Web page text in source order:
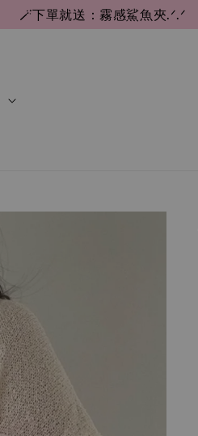
🪄下單就送：霧感鯊魚夾.ᐟ.ᐟ